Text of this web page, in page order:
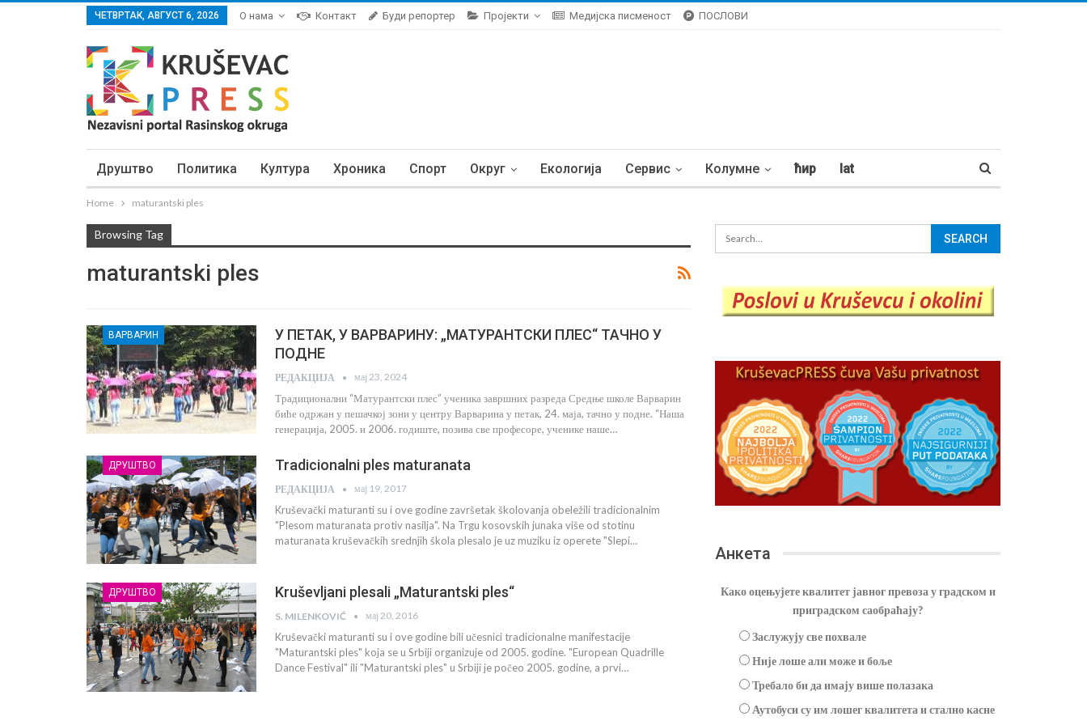
ЧЕТВРТАК, АВГУСТ 6, 2026 О нама Контакт Буди репортер Пројекти Медијска писменост ПОСЛОВИ
Друштво Политика Култура Хроника Спорт Округ Екологија Сервис Колумне ћир lat
Home maturantski ples
Browsing Tag
maturantski ples
ВАРВАРИН
У ПЕТАК, У ВАРВАРИНУ: „МАТУРАНТСКИ ПЛЕС“ ТАЧНО У
ПОДНЕ
РЕДАКЦИЈА мај 23, 2024
Традиционални “Матурантски плес” ученика завршних разреда Средње школе Варварин
биће одржан у пешачкој зони у центру Варварина у петак, 24. маја, тачно у подне. “Наша
генерација, 2005. и 2006. годиште, позива све професоре, ученике наше…
ДРУШТВО Tradicionalni ples maturanata
РЕДАКЦИЈА мај 19, 2017
Kruševački maturanti su i ove godine završetak školovanja obeležili tradicionalnim
"Plesom maturanata protiv nasilja". Na Trgu kosovskih junaka više od stotinu
maturanata kruševačkih srednjih škola plesalo je uz muziku iz operete "Slepi…
ДРУШТВО Kruševljani plesali „Maturantski ples“
S. MILENKOVIĆ мај 20, 2016
Kruševački maturanti su i ove godine bili učesnici tradicionalne manifestacije
"Maturantski ples" koja se u Srbiji organizuje od 2005. godine. "European Quadrille
Dance Festival" ili "Maturantski ples" u Srbiji je počeo 2005. godine, a prvi…
Анкета
Како оцењујете квалитет јавног превоза у градском и
приградском саобраћају?
Заслужују све похвале
Није лоше али може и боље
Требало би да имају више полазака
Аутобуси су им лошег квалитета и стално касне